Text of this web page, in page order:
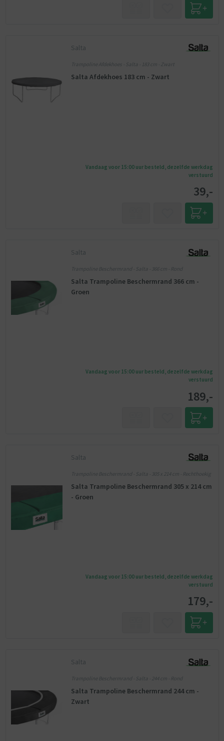
Salta
Trampoline Afdekhoes - Salta - 183 cm - Zwart
Salta Afdekhoes 183 cm - Zwart
Vandaag voor 15:00 uur besteld, dezelfde werkdag
verstuurd
39,-
Salta
Trampoline Beschermrand - Salta - 366 cm - Rond
Salta Trampoline Beschermrand 366 cm -
Groen
Vandaag voor 15:00 uur besteld, dezelfde werkdag
verstuurd
189,-
Salta
Trampoline Beschermrand - Salta - 305 x 214 cm - Rechthoekig
Salta Trampoline Beschermrand 305 x 214 cm
- Groen
Vandaag voor 15:00 uur besteld, dezelfde werkdag
verstuurd
179,-
Salta
Trampoline Beschermrand - Salta - 244 cm - Rond
Salta Trampoline Beschermrand 244 cm -
Zwart